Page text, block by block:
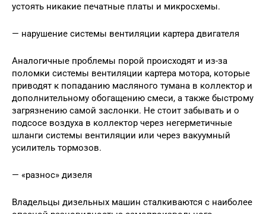
устоять никакие печатные платы и микросхемы.
— нарушение системы вентиляции картера двигателя
Аналогичные проблемы порой происходят и из-за
поломки системы вентиляции картера мотора, которые
приводят к попаданию масляного тумана в коллектор и
дополнительному обогащению смеси, а также быстрому
загрязнению самой заслонки. Не стоит забывать и о
подсосе воздуха в коллектор через негерметичные
шланги системы вентиляции или через вакуумный
усилитель тормозов.
— «разнос» дизеля
Владельцы дизельных машин сталкиваются с наиболее